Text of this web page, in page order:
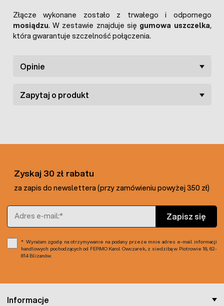
Złącze wykonane zostało z trwałego i odpornego
mosiądzu. W zestawie znajduje się gumowa uszczelka,
która gwarantuje szczelność połączenia.
Opinie
Zapytaj o produkt
Informacje
Zyskaj 30 zł rabatu
za zapis do newslettera (przy zamówieniu powyżej 350 zł)
Adres e-mail
Zapisz się
Wyrażam zgodę na otrzymywanie na podany przeze mnie adres e-mail informacji
handlowych pochodzących od FERMO Karol Owczarek, z siedzibą w Piotrowie 18, 62-
814 Blizanów.